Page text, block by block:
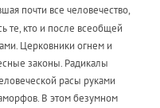
почти все человечество,
те, кто и после всеобщей
Церковники огнем и
законы. Радикалы
расы руками
В этом безумном